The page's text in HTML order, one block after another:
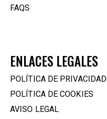
FAQS
ENLACES LEGALES
POLÍTICA DE PRIVACIDAD
POLÍTICA DE COOKIES
AVISO LEGAL